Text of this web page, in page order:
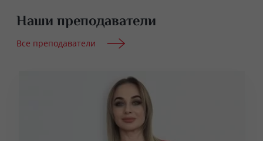
Наши преподаватели
Все преподаватели